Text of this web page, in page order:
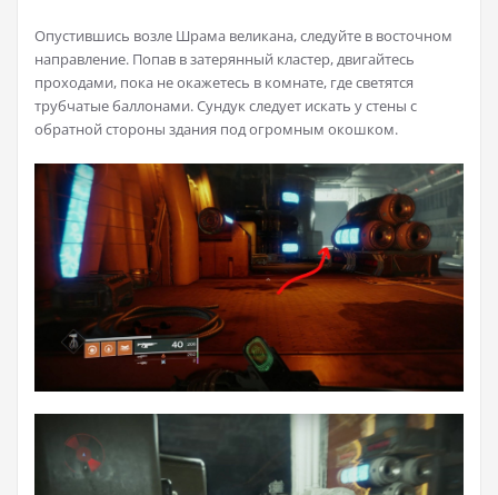
Опустившись возле Шрама великана, следуйте в восточном
направление. Попав в затерянный кластер, двигайтесь
проходами, пока не окажетесь в комнате, где светятся
трубчатые баллонами. Сундук следует искать у стены с
обратной стороны здания под огромным окошком.